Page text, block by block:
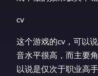
cv
这个游戏的cv，可以
音水平很高，而主要
以说是仅次于职业高